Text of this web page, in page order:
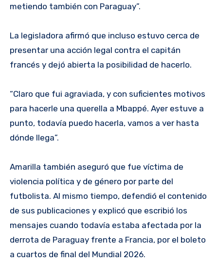
metiendo también con Paraguay”.
La legisladora afirmó que incluso estuvo cerca de
presentar una acción legal contra el capitán
francés y dejó abierta la posibilidad de hacerlo.
“Claro que fui agraviada, y con suficientes motivos
para hacerle una querella a Mbappé. Ayer estuve a
punto, todavía puedo hacerla, vamos a ver hasta
dónde llega”.
Amarilla también aseguró que fue víctima de
violencia política y de género por parte del
futbolista. Al mismo tiempo, defendió el contenido
de sus publicaciones y explicó que escribió los
mensajes cuando todavía estaba afectada por la
derrota de Paraguay frente a Francia, por el boleto
a cuartos de final del Mundial 2026.